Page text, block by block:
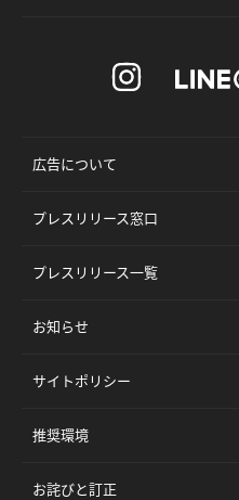
広告について
プレスリリース窓口
プレスリリース一覧
お知らせ
サイトポリシー
推奨環境
お詫びと訂正